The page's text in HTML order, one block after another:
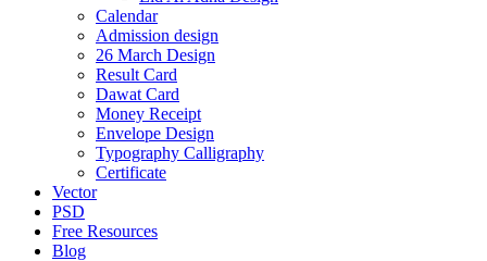
Calendar
Admission design
26 March Design
Result Card
Dawat Card
Money Receipt
Envelope Design
Typography Calligraphy
Certificate
Vector
PSD
Free Resources
Blog